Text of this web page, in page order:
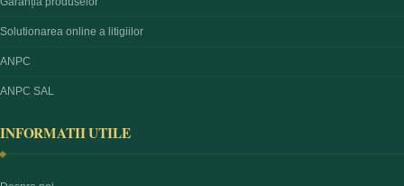
Solutionarea online a litigiilor
ANPC
ANPC SAL
INFORMATII UTILE